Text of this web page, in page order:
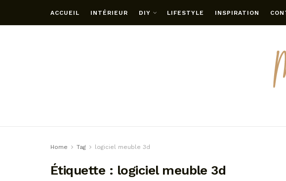
ACCUEIL INTÉRIEUR DIY LIFESTYLE INSPIRATION
Home Tag logiciel meuble 3d
Étiquette : logiciel meuble 3d